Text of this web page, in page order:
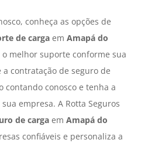
conheça as opções de
de cargaem Amapá do
melhor suporte conforme sua
a contratação de seguro de
contando conosco e tenha a
empresa. A Rotta Seguros
de cargaem Amapá do
confiáveis e personaliza a